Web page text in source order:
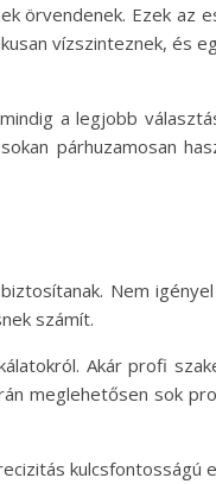
örvendenek. Ezek az
vízszinteznek, és
a legjobb
párhuzamosan
Nem
számít.
Akár profi
meglehetősen sok
kulcsfontosságú